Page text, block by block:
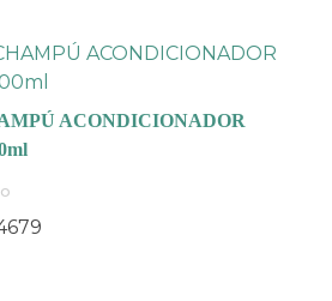
ACONDICIONADOR